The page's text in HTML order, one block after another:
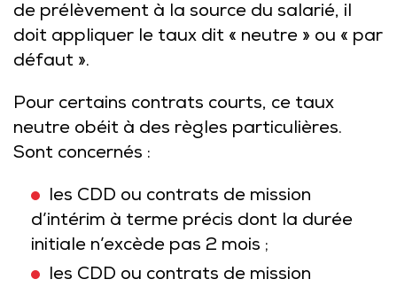
de prélèvement à la source du salarié, il
doit appliquer le taux dit « neutre » ou « par
défaut ».
Pour certains contrats courts, ce taux
neutre obéit à des règles particulières.
Sont concernés :
les CDD ou contrats de mission
d’intérim à terme précis dont la durée
initiale n’excède pas 2 mois ;
les CDD ou contrats de mission